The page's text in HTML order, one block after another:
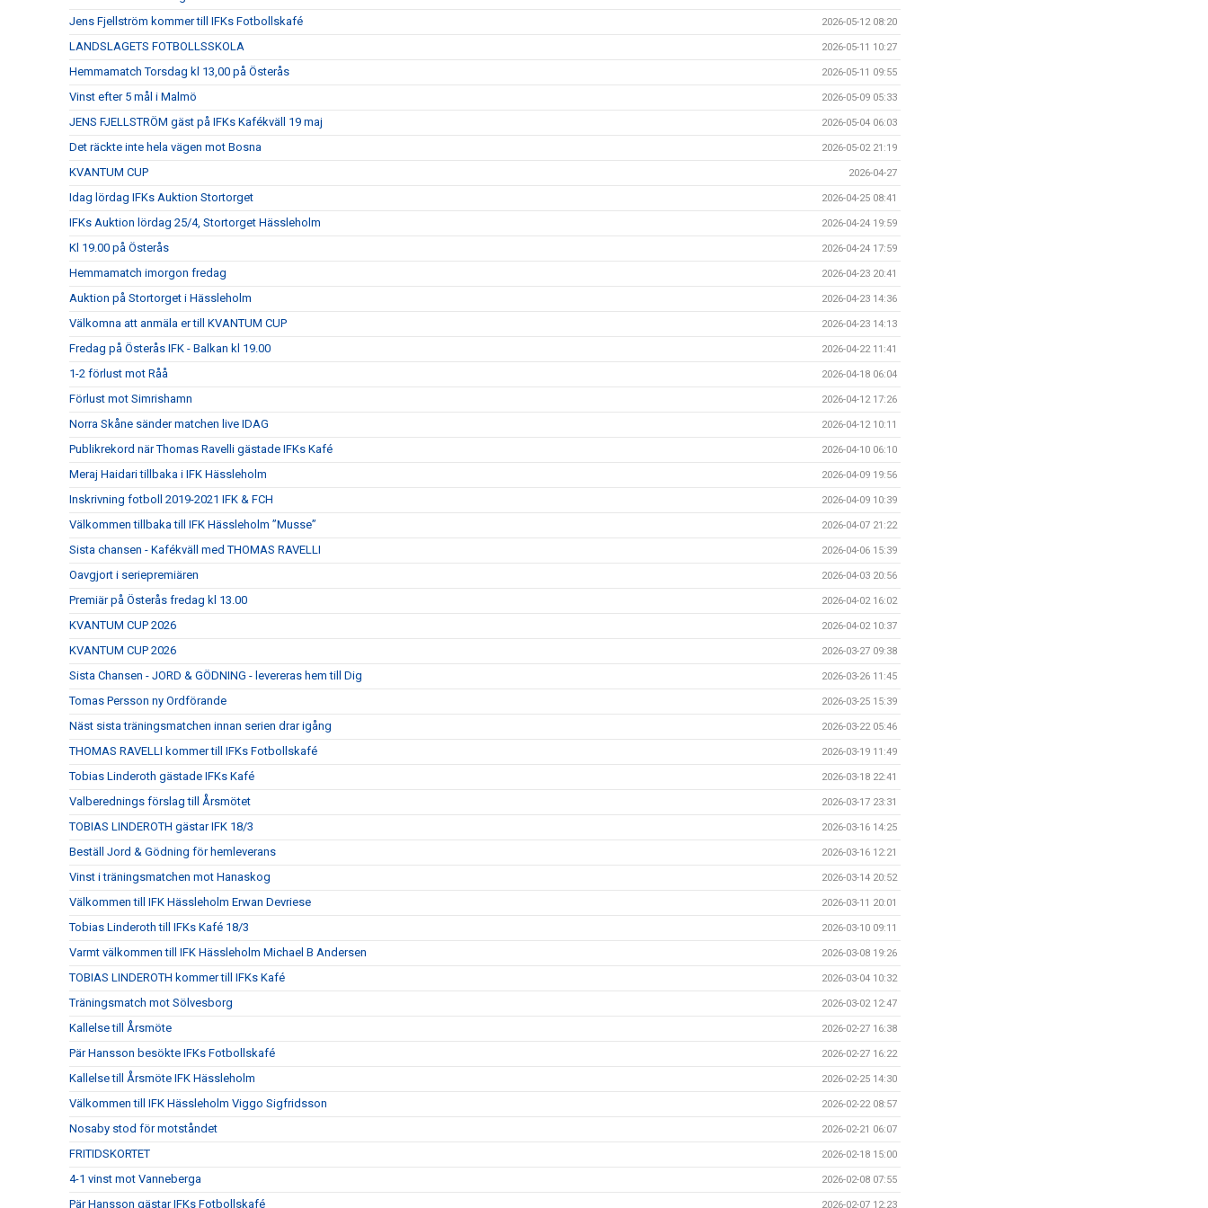
Jens Fjellström kommer till IFKs Fotbollskafé 2026-05-12 08:20
LANDSLAGETS FOTBOLLSSKOLA 2026-05-11 10:27
Hemmamatch Torsdag kl 13,00 på Österås 2026-05-11 09:55
Vinst efter 5 mål i Malmö 2026-05-09 05:33
JENS FJELLSTRÖM gäst på IFKs Kafékväll 19 maj 2026-05-04 06:03
Det räckte inte hela vägen mot Bosna 2026-05-02 21:19
KVANTUM CUP 2026-04-27
Idag lördag IFKs Auktion Stortorget 2026-04-25 08:41
IFKs Auktion lördag 25/4, Stortorget Hässleholm 2026-04-24 19:59
Kl 19.00 på Österås 2026-04-24 17:59
Hemmamatch imorgon fredag 2026-04-23 20:41
Auktion på Stortorget i Hässleholm 2026-04-23 14:36
Välkomna att anmäla er till KVANTUM CUP 2026-04-23 14:13
Fredag på Österås IFK - Balkan kl 19.00 2026-04-22 11:41
1-2 förlust mot Råå 2026-04-18 06:04
Förlust mot Simrishamn 2026-04-12 17:26
Norra Skåne sänder matchen live IDAG 2026-04-12 10:11
Publikrekord när Thomas Ravelli gästade IFKs Kafé 2026-04-10 06:10
Meraj Haidari tillbaka i IFK Hässleholm 2026-04-09 19:56
Inskrivning fotboll 2019-2021 IFK & FCH 2026-04-09 10:39
Välkommen tillbaka till IFK Hässleholm ”Musse” 2026-04-07 21:22
Sista chansen - Kafékväll med THOMAS RAVELLI 2026-04-06 15:39
Oavgjort i seriepremiären 2026-04-03 20:56
Premiär på Österås fredag kl 13.00 2026-04-02 16:02
KVANTUM CUP 2026 2026-04-02 10:37
KVANTUM CUP 2026 2026-03-27 09:38
Sista Chansen - JORD & GÖDNING - levereras hem till Dig 2026-03-26 11:45
Tomas Persson ny Ordförande 2026-03-25 15:39
Näst sista träningsmatchen innan serien drar igång 2026-03-22 05:46
THOMAS RAVELLI kommer till IFKs Fotbollskafé 2026-03-19 11:49
Tobias Linderoth gästade IFKs Kafé 2026-03-18 22:41
Valberednings förslag till Årsmötet 2026-03-17 23:31
TOBIAS LINDEROTH gästar IFK 18/3 2026-03-16 14:25
Beställ Jord & Gödning för hemleverans 2026-03-16 12:21
Vinst i träningsmatchen mot Hanaskog 2026-03-14 20:52
Välkommen till IFK Hässleholm Erwan Devriese 2026-03-11 20:01
Tobias Linderoth till IFKs Kafé 18/3 2026-03-10 09:11
Varmt välkommen till IFK Hässleholm Michael B Andersen 2026-03-08 19:26
TOBIAS LINDEROTH kommer till IFKs Kafé 2026-03-04 10:32
Träningsmatch mot Sölvesborg 2026-03-02 12:47
Kallelse till Årsmöte 2026-02-27 16:38
Pär Hansson besökte IFKs Fotbollskafé 2026-02-27 16:22
Kallelse till Årsmöte IFK Hässleholm 2026-02-25 14:30
Välkommen till IFK Hässleholm Viggo Sigfridsson 2026-02-22 08:57
Nosaby stod för motståndet 2026-02-21 06:07
FRITIDSKORTET 2026-02-18 15:00
4-1 vinst mot Vanneberga 2026-02-08 07:55
Pär Hansson gästar IFKs Fotbollskafé 2026-02-07 12:23